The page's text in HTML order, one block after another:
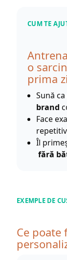
CUM TE
o
prima
Sună
brand
Face
Îl
fără
EXEMPLE DE
Ce poate